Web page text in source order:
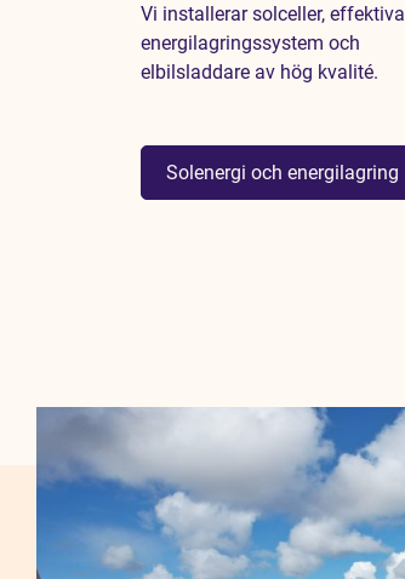
Vi installerar solceller, effektiva
energilagringssystem och
elbilsladdare av hög kvalité.
Solenergi och energilagring